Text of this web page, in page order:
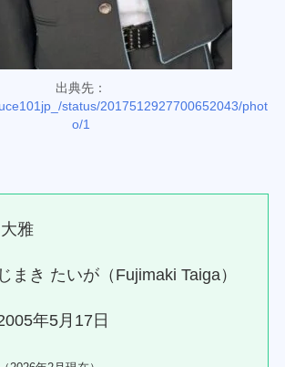
出典先：
status/2017512927700652043/phot
o/1
雅
まき たいが（Fujimaki Taiga）
年5月17日